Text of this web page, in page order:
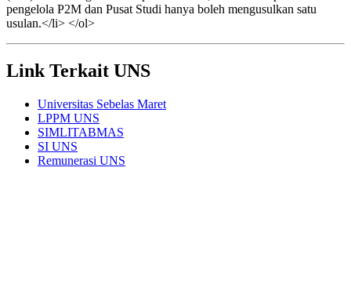
pengelola P2M dan Pusat Studi hanya boleh mengusulkan satu
usulan.</li> </ol>
Link Terkait UNS
Universitas Sebelas Maret
LPPM UNS
SIMLITABMAS
SI UNS
Remunerasi UNS